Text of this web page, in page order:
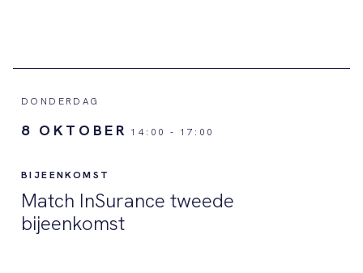
DONDERDAG
8 OKTOBER 14:00 - 17:00
BIJEENKOMST
Match InSurance tweede
bijeenkomst